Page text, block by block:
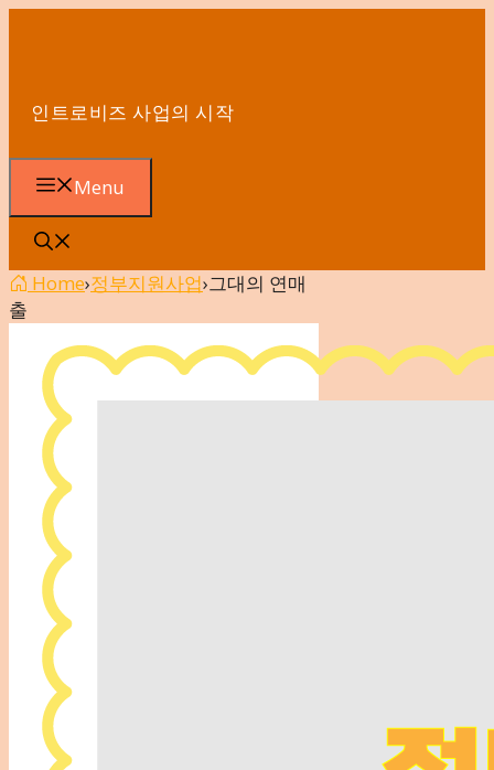
너
인트로비즈 사업의 시작
Menu
Home›정부지원사업›그대의 연매
출